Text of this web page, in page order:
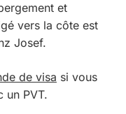
et
vers la côte est
Josef.
de visa si vous
un PVT.